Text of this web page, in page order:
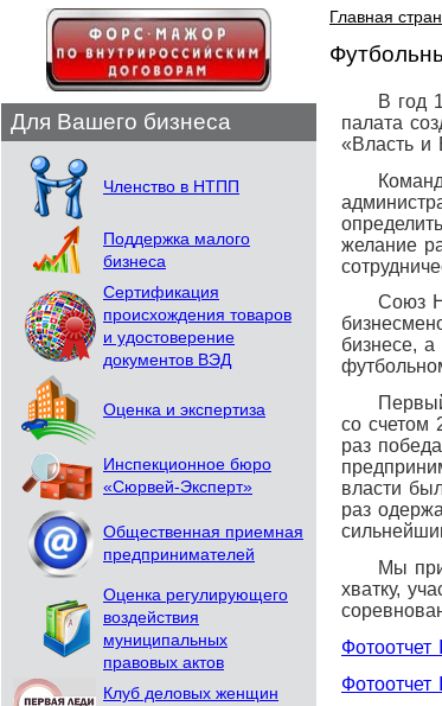
Для Вашего бизнеса
Членство в НТПП
Поддержка малого
бизнеса
Сертификация
происхождения товаров
и удостоверение
документов ВЭД
Оценка и экспертиза
Инспекционное бюро
«Сюрвей-Эксперт»
Общественная приемная
предпринимателей
Оценка регулирующего
воздействия
муниципальных
правовых актов
Клуб деловых женщин
Главная
В год
палата
«Власть и
Команда
желание
Союз
бизнесе, а
Первый
со счетом
раз
власти
раз
Мы
хватку,